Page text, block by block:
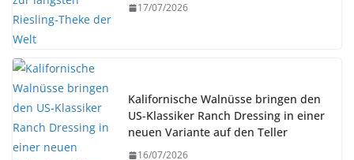
17/07/2026
Kalifornische Walnüsse bringen den
US-Klassiker Ranch Dressing in einer
neuen Variante auf den Teller
16/07/2026